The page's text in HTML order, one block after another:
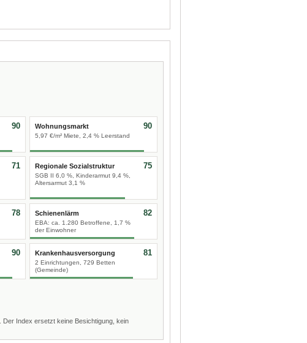
90 Wohnungsmarkt
5,97 €/m² Miete, 2,4 % Leerstand
90
71 Regionale Sozialstruktur
SGB II 6,0 %, Kinderarmut 9,4 %,
Altersarmut 3,1 %
75
78 Schienenlärm
EBA: ca. 1.280 Betroffene, 1,7 %
der Einwohner
82
90 Krankenhausversorgung
2 Einrichtungen, 729 Betten
(Gemeinde)
81
. Der Index ersetzt keine Besichtigung, kein